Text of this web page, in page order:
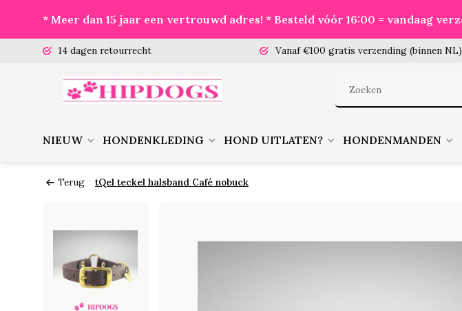
* Meer dan 15 jaar een vertrouwd adres! * Besteld vóór 16:00 = vandaag
14 dagen retourrecht Vanaf €100 gratis verzending (binnen NL)
NIEUW HONDENKLEDING HOND UITLATEN? HONDENMANDEN
Terug tQel teckel halsband Café nobuck